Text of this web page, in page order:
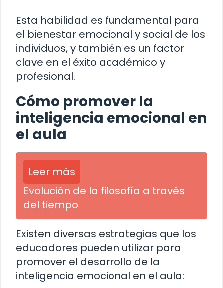
Esta habilidad es fundamental para
el bienestar emocional y social de los
individuos, y también es un factor
clave en el éxito académico y
profesional.
Cómo promover la
inteligencia emocional en
el aula
Leer más
Evolución de la filosofía a través
del tiempo
Existen diversas estrategias que los
educadores pueden utilizar para
promover el desarrollo de la
inteligencia emocional en el aula: